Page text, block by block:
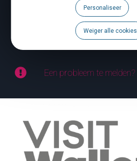
Personaliseer
Weiger alle cookies
Brochures
Een probleem te melden?